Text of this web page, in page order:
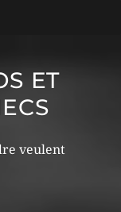
ET
veulent